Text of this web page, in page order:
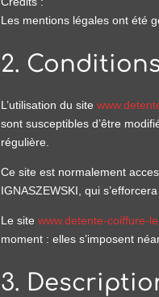
Les mentions légales ont été
2.
L’utilisation du site
sont susceptibles d’être
régulière.
Ce site est normalement
IGNASZEWSKI, qui
Le sitewww.detente-coiffure-
moment : elles s’imposent
3.